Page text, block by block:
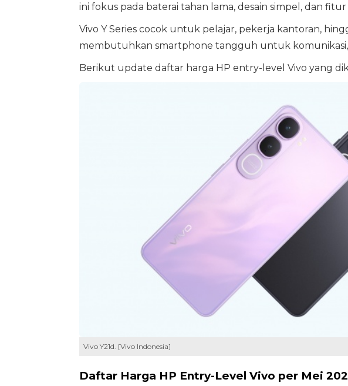
ini fokus pada baterai tahan lama, desain simpel, dan
Vivo Y Series cocok untuk pelajar, pekerja kantoran,
membutuhkan smartphone tangguh untuk komunikasi,
Berikut update daftar harga HP entry-level Vivo yang
Vivo Y21d. [Vivo Indonesia]
Daftar Harga HP Entry-Level Vivo per Mei